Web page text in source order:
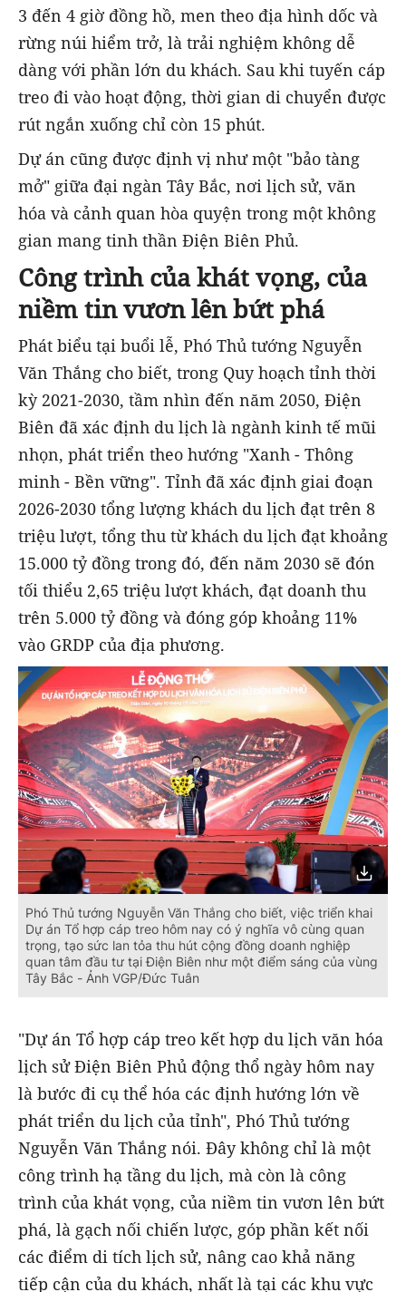
3 đến 4 giờ đồng hồ, men theo địa hình dốc và
rừng núi hiểm trở, là trải nghiệm không dễ
dàng với phần lớn du khách. Sau khi tuyến cáp
treo đi vào hoạt động, thời gian di chuyển được
rút ngắn xuống chỉ còn 15 phút.
Dự án cũng được định vị như một "bảo tàng
mở" giữa đại ngàn Tây Bắc, nơi lịch sử, văn
hóa và cảnh quan hòa quyện trong một không
gian mang tinh thần Điện Biên Phủ.
Công trình của khát vọng, của
niềm tin vươn lên bứt phá
Phát biểu tại buổi lễ, Phó Thủ tướng Nguyễn
Văn Thắng cho biết, trong Quy hoạch tỉnh thời
kỳ 2021-2030, tầm nhìn đến năm 2050, Điện
Biên đã xác định du lịch là ngành kinh tế mũi
nhọn, phát triển theo hướng "Xanh - Thông
minh - Bền vững". Tỉnh đã xác định giai đoạn
2026-2030 tổng lượng khách du lịch đạt trên 8
triệu lượt, tổng thu từ khách du lịch đạt khoảng
15.000 tỷ đồng trong đó, đến năm 2030 sẽ đón
tối thiểu 2,65 triệu lượt khách, đạt doanh thu
trên 5.000 tỷ đồng và đóng góp khoảng 11%
vào GRDP của địa phương.
Phó Thủ tướng Nguyễn Văn Thắng cho biết, việc triển khai
Dự án Tổ hợp cáp treo hôm nay có ý nghĩa vô cùng quan
trọng, tạo sức lan tỏa thu hút cộng đồng doanh nghiệp
quan tâm đầu tư tại Điện Biên như một điểm sáng của vùng
Tây Bắc - Ảnh VGP/Đức Tuân
"Dự án Tổ hợp cáp treo kết hợp du lịch văn hóa
lịch sử Điện Biên Phủ động thổ ngày hôm nay
là bước đi cụ thể hóa các định hướng lớn về
phát triển du lịch của tỉnh", Phó Thủ tướng
Nguyễn Văn Thắng nói. Đây không chỉ là một
công trình hạ tầng du lịch, mà còn là công
trình của khát vọng, của niềm tin vươn lên bứt
phá, là gạch nối chiến lược, góp phần kết nối
các điểm di tích lịch sử, nâng cao khả năng
tiếp cận của du khách, nhất là tại các khu vực